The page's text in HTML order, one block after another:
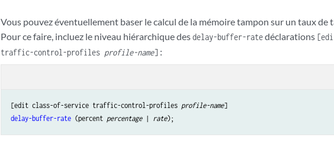
Vous pouvez éventuellement baser le calcul de la mémoire tampon sur un taux de
Pour ce faire, incluez le niveau hiérarchique desdelay-buffer-ratedéclarations
traffic-control-profiles profile-name] :
[edit class-of-service traffic-control-profiles profile-name
delay-buffer-rate (percent percentage | rate